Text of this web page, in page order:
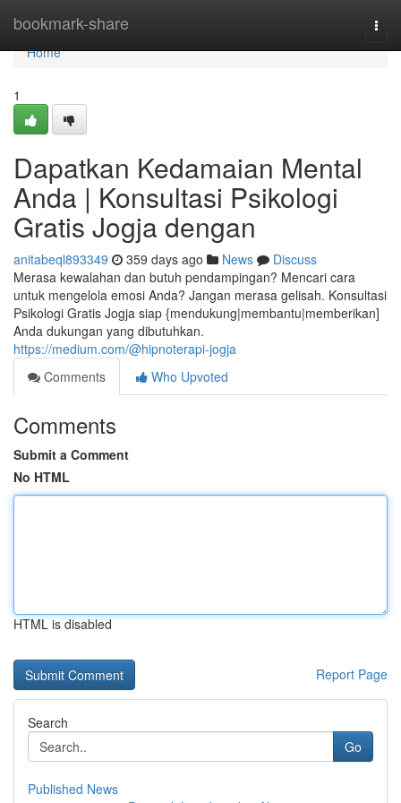
bookmark-share
Home
Home
1
Dapatkan Kedamaian Mental
Anda | Konsultasi Psikologi
Gratis Jogja dengan
anitabeql893349 359 days ago News
Discuss
Merasa kewalahan dan butuh pendampingan? Mencari cara
untuk mengelola emosi Anda? Jangan merasa gelisah. Konsultasi
Psikologi Gratis Jogja siap {mendukung|membantu|memberikan]
Anda dukungan yang dibutuhkan.
https://medium.com/@hipnoterapi-jogja
Comments
Who Upvoted
Comments
Submit a Comment
No HTML
HTML is disabled
Report Page
Search
Go
Published News